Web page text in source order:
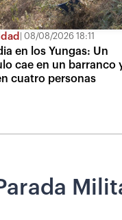
08/08/2026 18:11
en los Yungas: Un
cae en un barranco
cuatro personas